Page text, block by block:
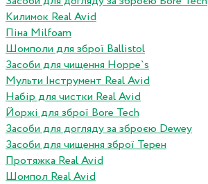
Килимок Real Avid
Піна Milfoam
Шомполи для зброї Ballistol
Засоби для чищення Hoppe`s
Мульти Інструмент Real Avid
Набір для чистки Real Avid
Йоржі для зброї Bore Tech
Засоби для догляду за зброєю Dewey
Засоби для чищення зброї Терен
Протяжка Real Avid
Шомпол Real Avid